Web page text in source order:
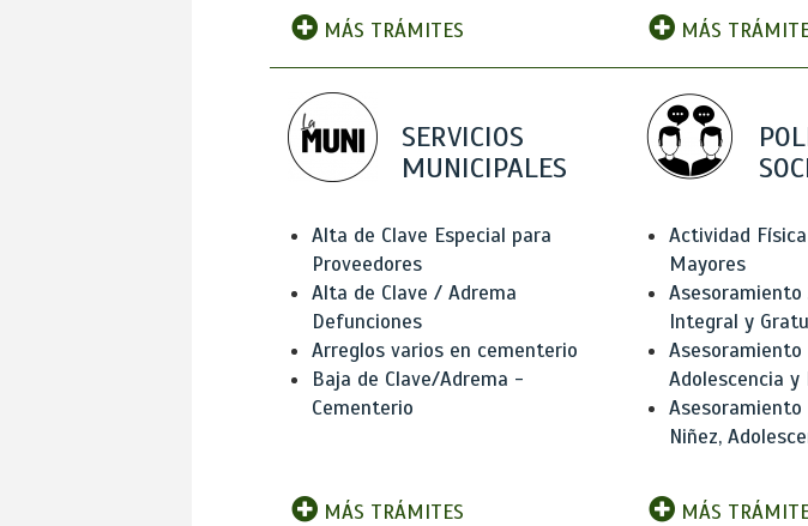
MÁS TRÁMITES MÁS
SERVICIOS
MUNICIPALES
Alta de Clave Especial para
Proveedores
Alta de Clave / Adrema
Defunciones
Arreglos varios en cementerio
Baja de Clave/Adrema -
Cementerio
MÁS TRÁMITES
Actividad
Mayores
Asesoramiento
Integral y
Asesoramiento
Adolescencia y
Asesoramiento
Niñez,
MÁS